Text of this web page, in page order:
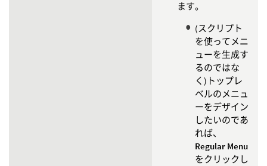
ます。
(スクリプト
を使ってメニ
ューを生成す
るのではな
く)トップレ
ベルのメニュ
ーをデザイン
したいのであ
れば、
Regular Menu
をクリックし